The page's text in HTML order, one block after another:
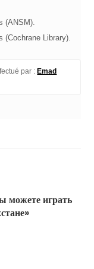
(ANSM).
Library).
par :Emad
можете играть